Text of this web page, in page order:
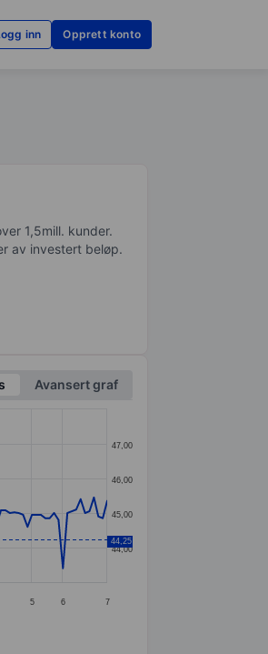
inn Opprett konto
1,5mill. kunder.
av investert beløp.
Avansert graf
5 6 7
44,00
45,00
46,00
47,00
44,25